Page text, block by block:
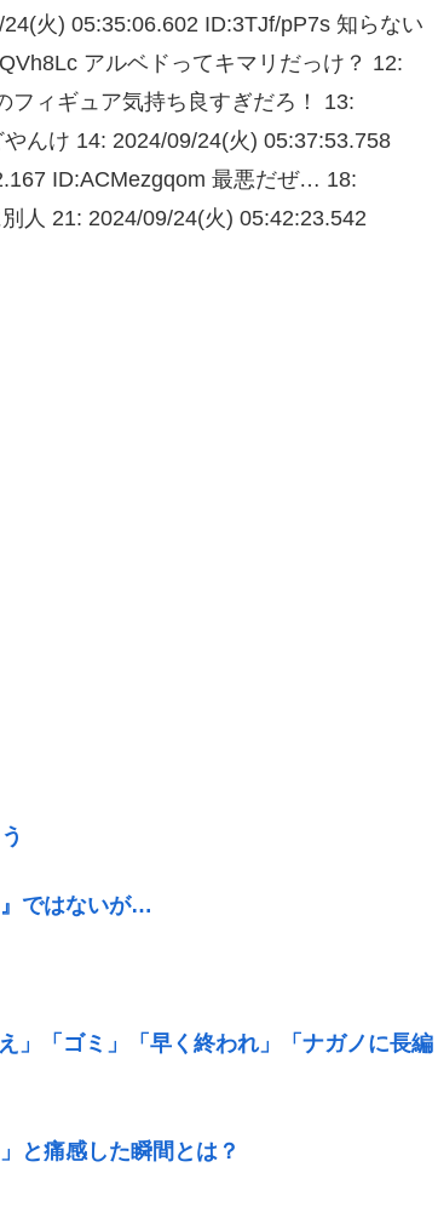
火) 05:35:06.602 ID:3TJf/pP7s 知らない
アルベドってキマリだっけ？ 12:
フィギュア気持ち良すぎだろ！ 13:
んけ 14: 2024/09/24(火) 05:37:53.758
ID:ACMezgqom 最悪だぜ… 18:
人 21: 2024/09/24(火) 05:42:23.542
』ではないが…
」「ゴミ」「早く終われ」「ナガノに長編
と痛感した瞬間とは？